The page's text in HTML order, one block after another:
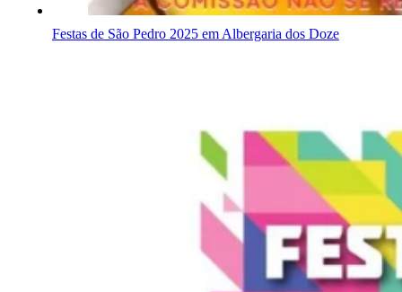
Festas de São Pedro 2025 em Albergaria dos Doze